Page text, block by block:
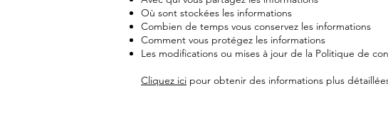
Où sont stockées les informations
Combien de temps vous conservez les informations
Comment vous protégez les informations
Les modifications ou mises à jour de la Politique de
Cliquez ici pour obtenir des informations plus